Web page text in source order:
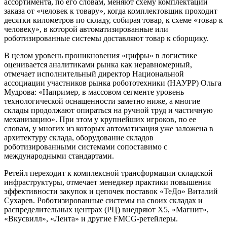
заказа от «человек к товару», когда комплектовщик проходит
десятки километров по складу, собирая товар, к схеме «товар к
человеку», в которой автоматизированные или
роботизированные системы доставляют товар к сборщику.
В целом уровень проникновения «цифры» в логистике
оценивается аналитиками рынка как неравномерный,
отмечает исполнительный директор Национальной
ассоциации участников рынка робототехники (НАУРР) Ольга
Мудрова: «Например, в массовом сегменте уровень
технологической оснащенности заметно ниже, а многие
склады продолжают опираться на ручной труд и частичную
механизацию». При этом у крупнейших игроков, по ее
словам, у многих из которых автоматизация уже заложена в
архитектуру склада, оборудование складов
роботизированными системами сопоставимо с
международными стандартами.
Ретейл переходит к комплексной трансформации складской
инфраструктуры, отмечает менеджер практики повышения
эффективности закупок и цепочек поставок «ТеДо» Виталий
Сухарев. Роботизированные системы на своих складах и
распределительных центрах (РЦ) внедряют X5, «Магнит»,
«Вкусвилл», «Лента» и другие FMCG-ретейлеры.